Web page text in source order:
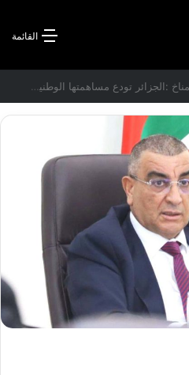
القائمة